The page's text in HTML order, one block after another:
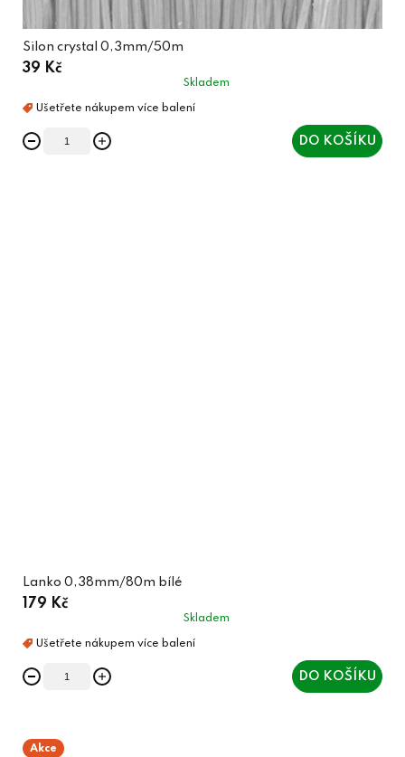
Silon crystal 0,3mm/50m
39 Kč
Skladem
DO KOŠÍKU
Lanko 0,38mm/80m bílé
179 Kč
Skladem
DO KOŠÍKU
Akce